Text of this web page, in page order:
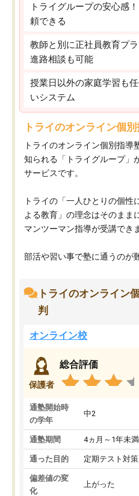
トライグループの安心感
頼できる
教師と別に正社員教育プ
進路相談も可能
授業日以外の家庭学習も
いシステム
トライのオンライン個
トライのオンライン個別指
知られる「トライグループ」
サービスです。
トライの「一人ひとりの個性
よる教育」の理念はそのまま
マンツーマン指導が受講でき
部活や習い事で塾に通うのが
トライのオンライン
判
オンライン校
保護者
総合評価
通塾開始時
の学年
中2
通塾期間 4ヵ月～1年未満
通った目的 定期テスト対策
偏差値の変
化
上がった